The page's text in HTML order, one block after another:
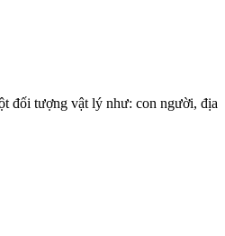
đối tượng vật lý như: con người, địa